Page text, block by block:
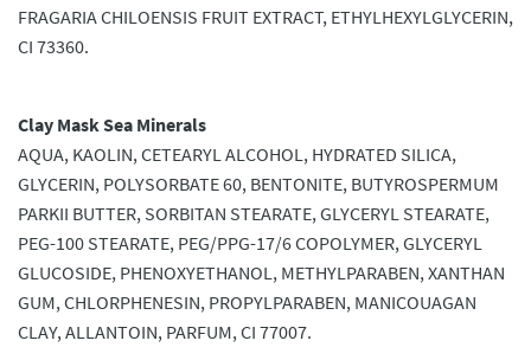
FRAGARIA CHILOENSIS FRUIT EXTRACT, ETHYLHEXYLGLYCERIN,
CI 73360.
Clay Mask Sea Minerals
AQUA, KAOLIN, CETEARYL ALCOHOL, HYDRATED SILICA,
GLYCERIN, POLYSORBATE 60, BENTONITE, BUTYROSPERMUM
PARKII BUTTER, SORBITAN STEARATE, GLYCERYL STEARATE,
PEG-100 STEARATE, PEG/PPG-17/6 COPOLYMER, GLYCERYL
GLUCOSIDE, PHENOXYETHANOL, METHYLPARABEN, XANTHAN
GUM, CHLORPHENESIN, PROPYLPARABEN, MANICOUAGAN
CLAY, ALLANTOIN, PARFUM, CI 77007.